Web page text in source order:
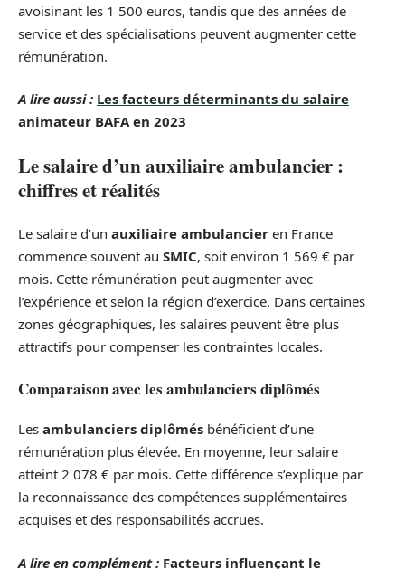
avoisinant les 1 500 euros, tandis que des années de
service et des spécialisations peuvent augmenter cette
rémunération.
A lire aussi : Les facteurs déterminants du salaire
animateur BAFA en 2023
Le salaire d’un auxiliaire ambulancier :
chiffres et réalités
Le salaire d’un auxiliaire ambulancier en France
commence souvent au SMIC, soit environ 1 569 € par
mois. Cette rémunération peut augmenter avec
l’expérience et selon la région d’exercice. Dans certaines
zones géographiques, les salaires peuvent être plus
attractifs pour compenser les contraintes locales.
Comparaison avec les ambulanciers diplômés
Les ambulanciers diplômés bénéficient d’une
rémunération plus élevée. En moyenne, leur salaire
atteint 2 078 € par mois. Cette différence s’explique par
la reconnaissance des compétences supplémentaires
acquises et des responsabilités accrues.
A lire en complément : Facteurs influençant le